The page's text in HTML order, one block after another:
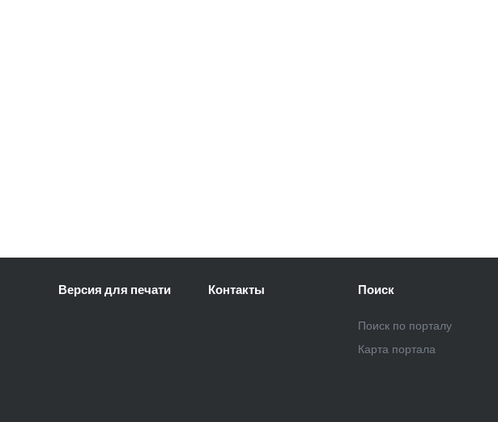
Версия для печати Контакты Поиск
Поиск по порталу
Карта портала